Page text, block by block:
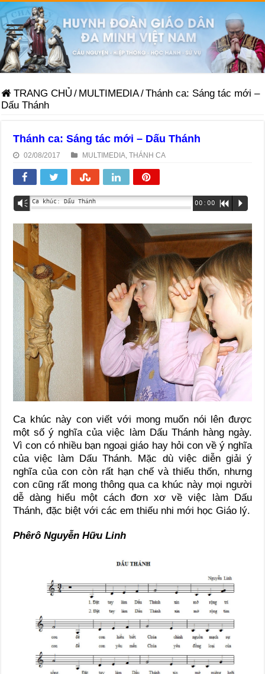
TRANG CHỦ / MULTIMEDIA/Thánh ca: Sáng tác mới –
Dấu Thánh
Thánh ca: Sáng tác mới – Dấu Thánh
02/08/2017 MULTIMEDIA ,THÁNH CA
Vm Ca khúc: Dấu Thánh 00:00 R P
Ca khúc này con viết với mong muốn nói lên được
một số ý nghĩa của việc làm Dấu Thánh hàng ngày.
Vì con có nhiều bạn ngoại giáo hay hỏi con về ý nghĩa
của việc làm Dấu Thánh. Mặc dù việc diễn giải ý
nghĩa của con còn rất hạn chế và thiếu thốn, nhưng
con cũng rất mong thông qua ca khúc này mọi người
dễ dàng hiểu một cách đơn xơ về việc làm Dấu
Thánh, đặc biệt với các em thiếu nhi mới học Giáo lý.
Phêrô Nguyễn Hữu Linh